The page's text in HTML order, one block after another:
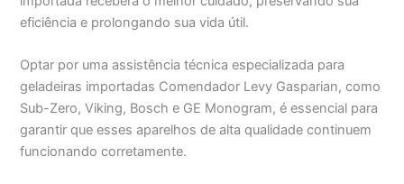
eficiência e prolongando sua vida útil.
Optar por uma assistência técnica especializada para
geladeiras importadas Comendador Levy Gasparian, como
Sub-Zero, Viking, Bosch e GE Monogram, é essencial para
garantir que esses aparelhos de alta qualidade continuem
funcionando corretamente.